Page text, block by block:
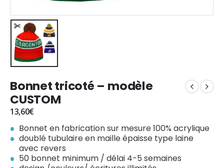
Bonnet tricoté – modèle
CUSTOM
13,60€
Bonnet en fabrication sur mesure 100% acrylique
doublé tubulaire en maille épaisse type laine
avec revers
50 bonnet minimum / délai 4-5 semaines